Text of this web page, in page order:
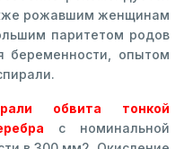
рожавшим женщинам
паритетом родов
беременности, опытом
обвита тонкой
с номинальной